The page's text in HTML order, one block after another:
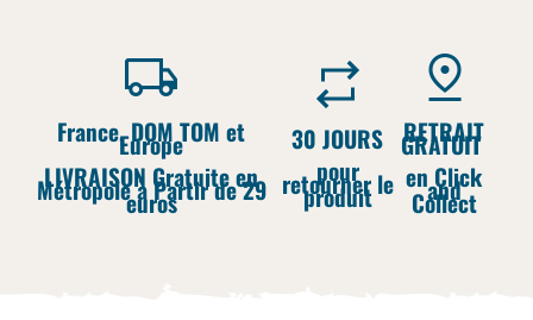
France, DOM TOM et
Europe
LIVRAISON Gratuite en
Métropole à Partir de 29
euros
30 JOURS
pour
retourner le
produit
RETRAIT
GRATUIT
en Click
and
Collect